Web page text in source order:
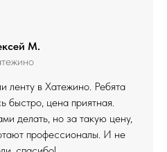
М.
ленту в Хатежино. Ребята
быстро, цена приятная.
делать, но за такую цену,
профессионалы. И не